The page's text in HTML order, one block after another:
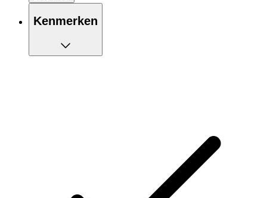
Eén achterzak met rits, handig voor al je kleine
essentials
Twee steekzakken, handig voor al je essentials,
Elastische tailleband met trekkoord
Splitten aan de zijkant voor extra bewegingsvrijheid
Kenmerken